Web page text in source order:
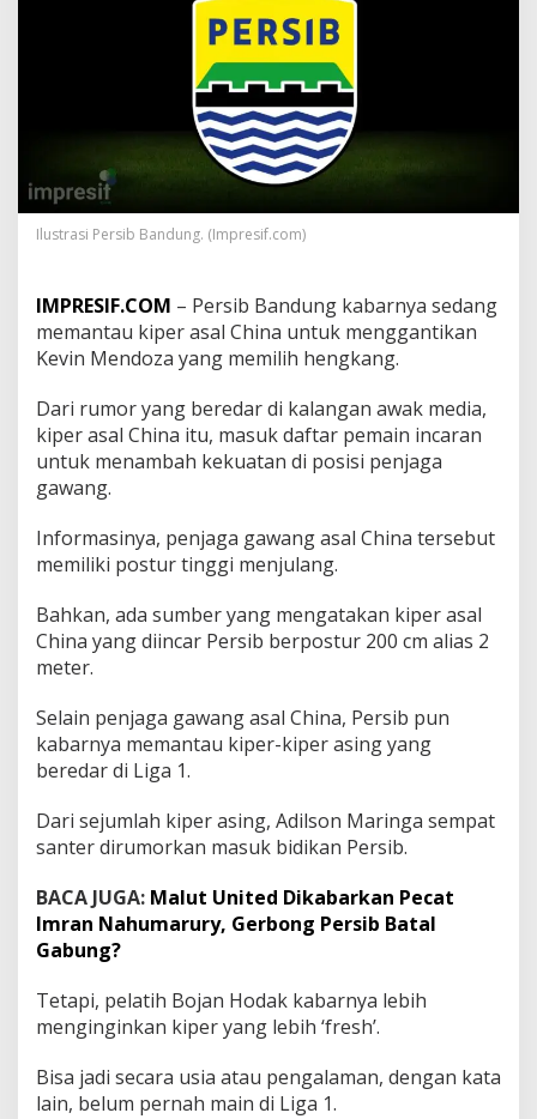
i
a
-
d
i
a
m
r
b
P
a
a
u
K
r
a
a
l
C
n
a
i
S
d
i
k
B
o
r
a
Ilustrasi Persib Bandung. (Impresif.com)
IMPRESIF.COM – Persib Bandung kabarnya sedang
memantau kiper asal China untuk menggantikan
Kevin Mendoza yang memilih hengkang.
Dari rumor yang beredar di kalangan awak media,
kiper asal China itu, masuk daftar pemain incaran
untuk menambah kekuatan di posisi penjaga
gawang.
Informasinya, penjaga gawang asal China tersebut
memiliki postur tinggi menjulang.
Bahkan, ada sumber yang mengatakan kiper asal
China yang diincar Persib berpostur 200 cm alias 2
meter.
Selain penjaga gawang asal China, Persib pun
kabarnya memantau kiper-kiper asing yang
beredar di Liga 1.
Dari sejumlah kiper asing, Adilson Maringa sempat
santer dirumorkan masuk bidikan Persib.
BACA JUGA: Malut United Dikabarkan Pecat
Imran Nahumarury, Gerbong Persib Batal
Gabung?
Tetapi, pelatih Bojan Hodak kabarnya lebih
menginginkan kiper yang lebih ‘fresh’.
Bisa jadi secara usia atau pengalaman, dengan kata
lain, belum pernah main di Liga 1.